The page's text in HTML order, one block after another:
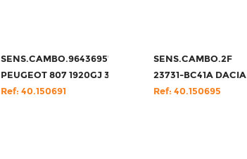
SENS.CAMBO.9643695780
PEUGEOT 807 1920GJ 3LIG
Ref: 40.150691
SENS.CAMBO.2F
23731-BC41A DACIA
Ref: 40.150695